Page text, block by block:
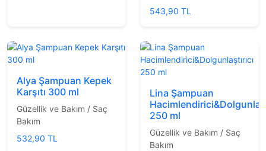
543,90 TL
Alya Şampuan Kepek
Karşıtı 300 ml
Güzellik ve Bakım / Saç
Bakım
532,90 TL
Lina Şampuan
250 ml
Güzellik ve Bakım / Saç
Bakım